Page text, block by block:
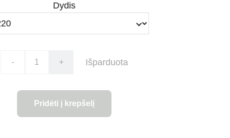
Dydis
- + Išparduota
Pridėti į krepšelį